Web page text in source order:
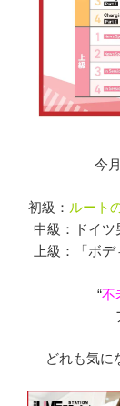
今
初級： ルート
中級：ドイ
上級：「ボ
“不
どれも気に